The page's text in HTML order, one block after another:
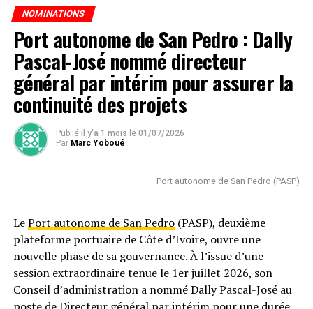
NOMINATIONS
Port autonome de San Pedro : Dally
Pascal-José nommé directeur
général par intérim pour assurer la
continuité des projets
Publié il y'a 1 mois le 01/07/2026
Par Marc Yoboué
Port autonome de San Pedro (PASP)
LePort autonome de San Pedro(PASP), deuxième
plateforme portuaire de Côte d’Ivoire, ouvre une
nouvelle phase de sa gouvernance. À l’issue d’une
session extraordinaire tenue le 1er juillet 2026, son
Conseil d’administration a nommé Dally Pascal-José au